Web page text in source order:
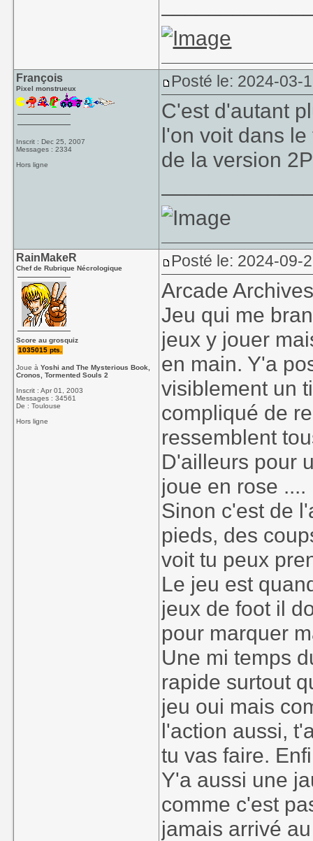
François
Pixel monstrueux
Inscrit : Dec 25, 2007
Messages : 2334
Hors ligne
Posté le: 2024-03-
C'est d'autant
l'on voit dans
de la version
RainMakeR
Chef de Rubrique Nécrologique
Score au grosquiz
1035015 pts.
Joue àYoshi and The Mysterious Book,
Cronos, Tormented Souls 2
Inscrit : Apr 01, 2003
Messages : 34561
De : Toulouse
Hors ligne
Posté le: 2024-09-
Arcade
Jeu qui me
jeux y jouer
en main. Y'a
visiblement un
compliqué de
ressemblent
D'ailleurs pour
joue en rose ....
Sinon c'est de
pieds, des
voit tu peux
Le jeu est
jeux de foot il
pour marquer
Une mi temps
rapide surtout
jeu oui mais
l'action aussi,
tu vas faire.
Y'a aussi une
comme c'est
jamais arrivé